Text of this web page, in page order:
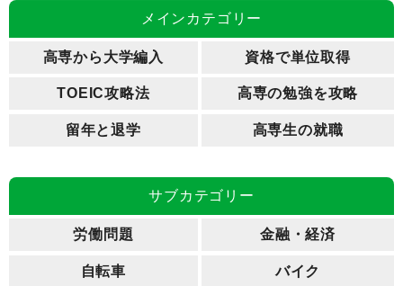
メインカテゴリー
高専から大学編入 資格で単位取得
TOEIC攻略法 高専の勉強を攻略
留年と退学 高専生の就職
サブカテゴリー
労働問題 金融・経済
自転車 バイク